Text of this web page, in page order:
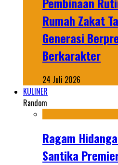
Rumah Zakat
Generasi
Berkarakter
24 Juli 2026
KULINER
Random
Ragam
Santika